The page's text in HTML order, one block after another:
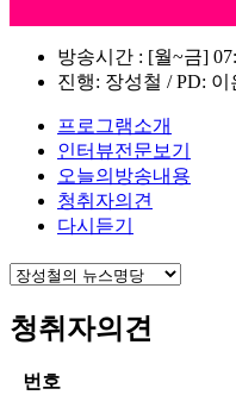
방송시간 : [월~금]
진행: 장성철 / PD:
프로그램소개
인터뷰전문보기
오늘의방송내용
청취자의견
다시듣기
청취자의견
번호